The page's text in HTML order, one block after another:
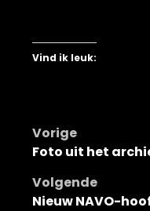
Vind ik leuk:
Bericht
navigatie
Vorige
Foto uit het
Volgende
Nieuw NAVO-